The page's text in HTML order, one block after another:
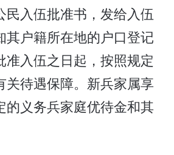
民入伍批准书，发给入伍
其户籍所在地的户口登记
准入伍之日起，按照规定
关待遇保障。新兵家属享
的义务兵家庭优待金和其